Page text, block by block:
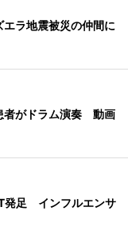
ラ地震被災の仲間に
者がドラム演奏 動画
発足 インフルエンサ